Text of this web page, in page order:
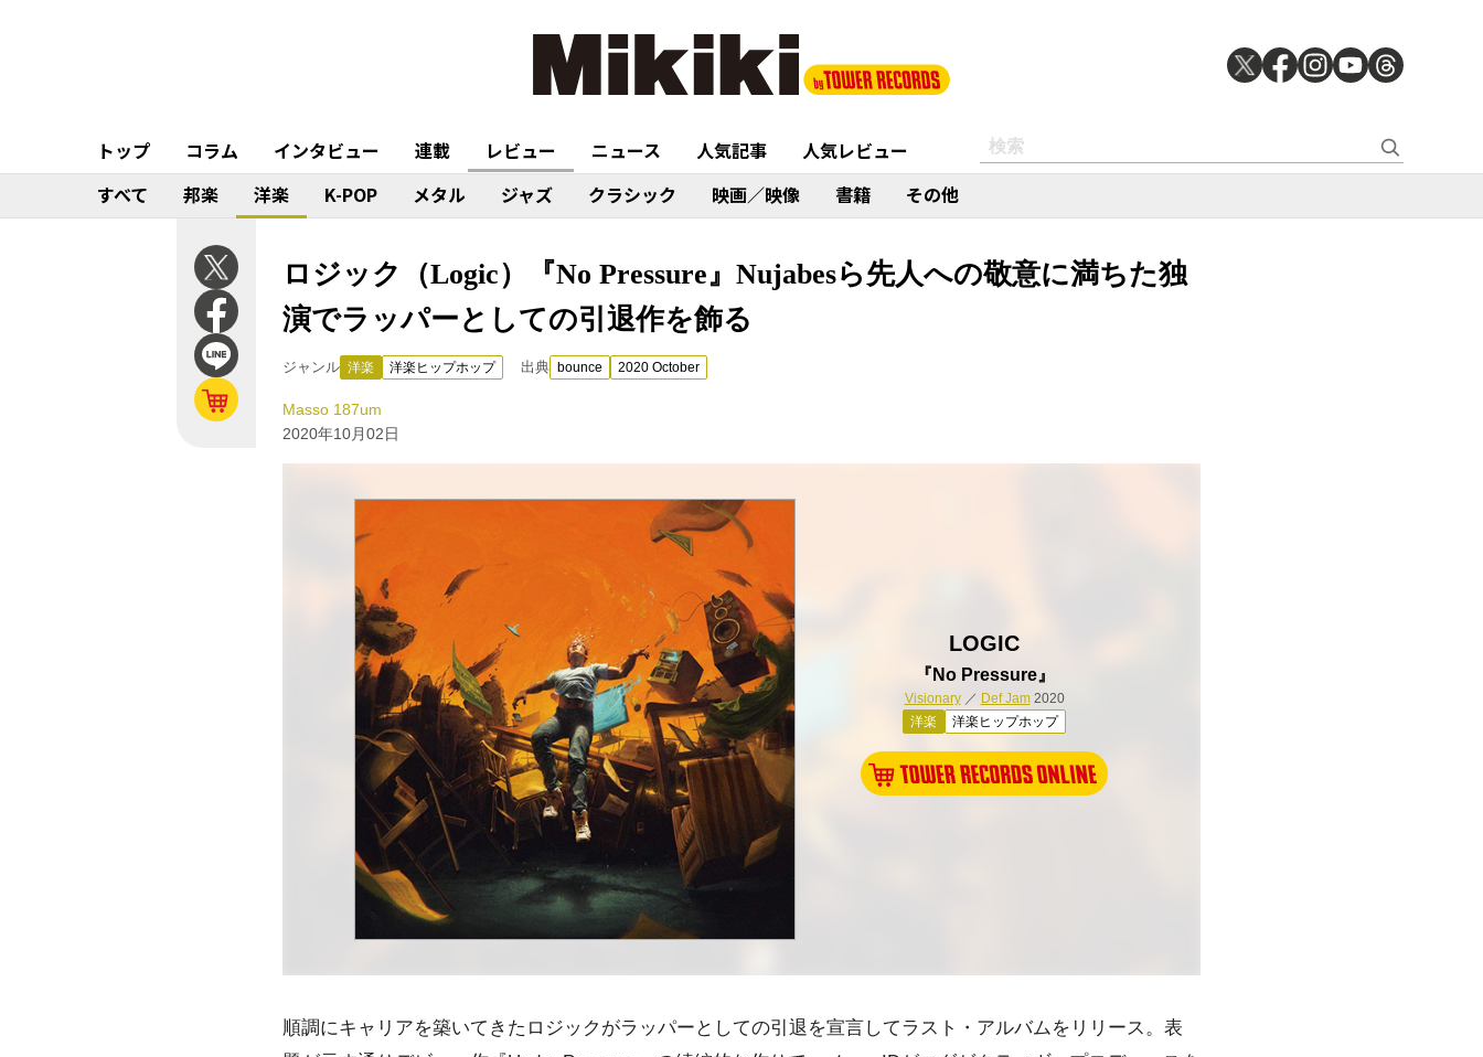
トップ コラム インタビュー 連載 レビュー ニュース 人気記事
人気レビュー
すべて
邦楽 洋楽 K-POP メタル ジャズ クラシック 映画／映像 書籍 その他
ロジック（Logic）『No Pressure』Nujabesら先人への敬意に満ちた独
演でラッパーとしての引退作を飾る
ジャンル 洋楽 洋楽ヒップホップ 出典 bounce 2020 October
Masso 187um
2020年10月02日
LOGIC
『No Pressure』
Visionary／ Def Jam2020
洋楽
洋楽ヒップホップ
順調にキャリアを築いてきたロジックがラッパーとしての引退を宣言してラスト・アルバムをリリース。表